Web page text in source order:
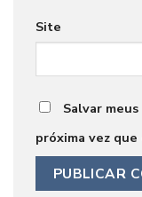
Site
Salvar
próxima vez